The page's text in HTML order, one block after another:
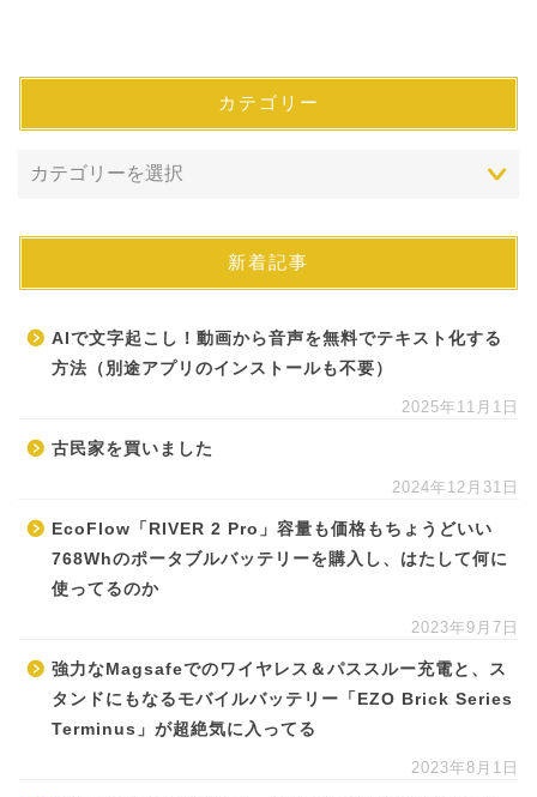
カテゴリー
新着記事
AIで文字起こし！動画から音声を無料でテキスト化する
方法（別途アプリのインストールも不要）
2025年11月1日
古民家を買いました
2024年12月31日
EcoFlow「RIVER 2 Pro」容量も価格もちょうどいい
768Whのポータブルバッテリーを購入し、はたして何に
使ってるのか
2023年9月7日
強力なMagsafeでのワイヤレス＆パススルー充電と、ス
タンドにもなるモバイルバッテリー「EZO Brick Series
Terminus」が超絶気に入ってる
2023年8月1日